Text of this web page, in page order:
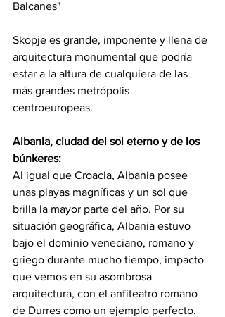
Balcanes"
Skopje es grande, imponente y llena de
arquitectura monumental que podría
estar a la altura de cualquiera de las
más grandes metrópolis
centroeuropeas.
Albania, ciudad del sol eterno y de los
búnkeres:
Al igual que Croacia, Albania posee
unas playas magníficas y un sol que
brilla la mayor parte del año. Por su
situación geográfica, Albania estuvo
bajo el dominio veneciano, romano y
griego durante mucho tiempo, impacto
que vemos en su asombrosa
arquitectura, con el anfiteatro romano
de Durres como un ejemplo perfecto.